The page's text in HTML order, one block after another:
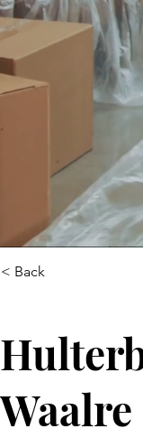
< Back
Waalre